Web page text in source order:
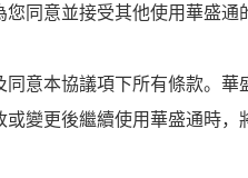
同意並接受其他使用華盛
意本協議項下所有條款。
變更後繼續使用華盛通時